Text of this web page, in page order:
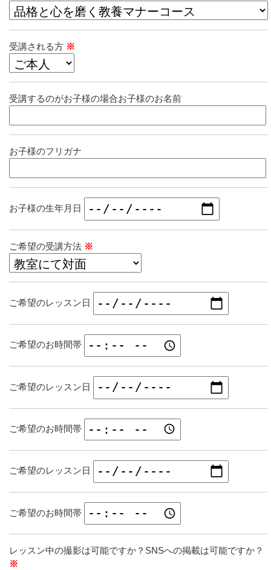
受講される方 ※
受講するのがお子様の場合お子様のお名前
お子様のフリガナ
お子様の生年月日
ご希望の受講方法 ※
ご希望のレッスン日
ご希望のお時間帯
ご希望のレッスン日
ご希望のお時間帯
ご希望のレッスン日
ご希望のお時間帯
レッスン中の撮影は可能ですか？SNSへの掲載は可能ですか？
※